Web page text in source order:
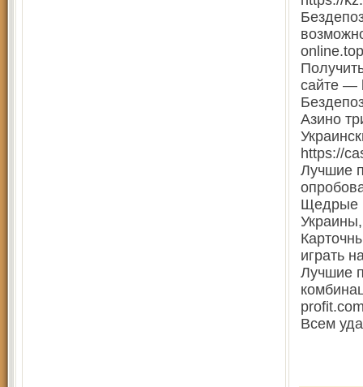
online.top
сайте —
Азино
https://
Лучшие
Щедрые
играть
Лучшие
Всем